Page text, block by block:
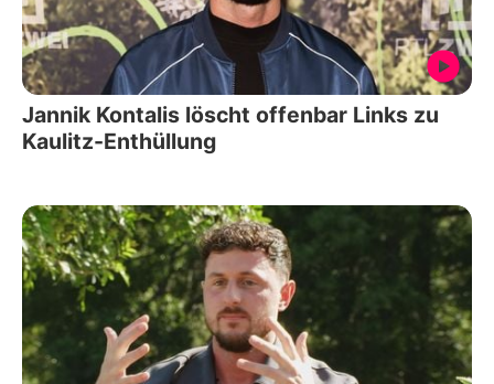
Jannik Kontalis löscht offenbar Links zu
Kaulitz-Enthüllung